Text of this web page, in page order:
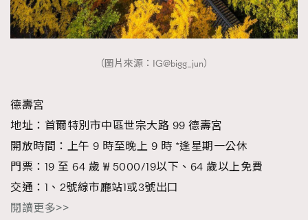
AFrenchMind
DressLikeAParisienne
（圖片來源：IG@bigg_jun）
德壽宮
地址：首爾特別市中區世宗大路 99 德壽宮
開放時間：上午 9 時至晚上 9 時 *逢星期一公休
門票：19 至 64 歲 ₩ 5000/19以下、64 歲以上免費
交通：1、2號線市廳站1或3號出口
閱讀更多>>